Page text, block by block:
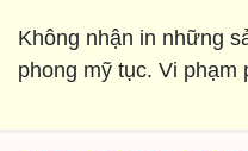
Không nhận in những
phong mỹ tục. Vi phạm